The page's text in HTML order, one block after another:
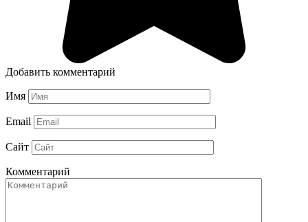
Добавить комментарий
Имя
Email
Сайт
Комментарий